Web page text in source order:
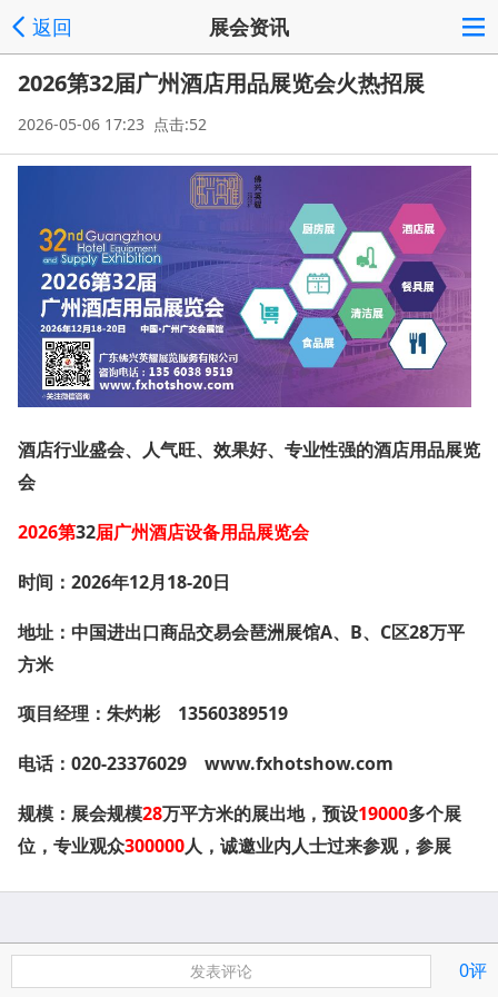
返回 展会资讯
2026第32届广州酒店用品展览会火热招展
2026-05-06 17:23 点击:52
酒店行业盛会、人气旺、效果好、专业性强的酒店用品展览
会
2026第32届广州酒店设备用品展览会
时间： 2026年12月18-20日
地址：中国进出口商品交易会琶洲展馆A、 B、 C区28万平
方米
项目经理：朱灼彬 13560389519
电话： 020-23376029 www.fxhotshow.com
规模：展会规模28万平方米的展出地，预设19000多个展
位 ，专业观众300000人 ，诚邀业内人士过来参观，参展
发表评论 0评